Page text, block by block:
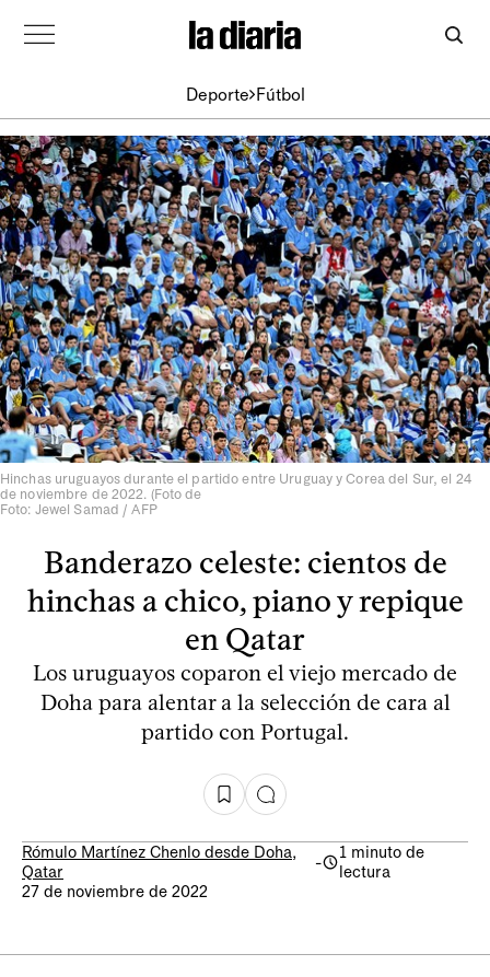
Deporte Fútbol
Hinchas uruguayos durante el partido entre Uruguay y Corea del Sur, el 24
de noviembre de 2022. (Foto de
Foto: Jewel Samad / AFP
Banderazo celeste: cientos de
hinchas a chico, piano y repique
en Qatar
Los uruguayos coparon el viejo mercado de
Doha para alentar a la selección de cara al
partido con Portugal.
Rómulo Martínez Chenlo desde Doha,
Qatar
-
1 minuto de
lectura
27 de noviembre de 2022